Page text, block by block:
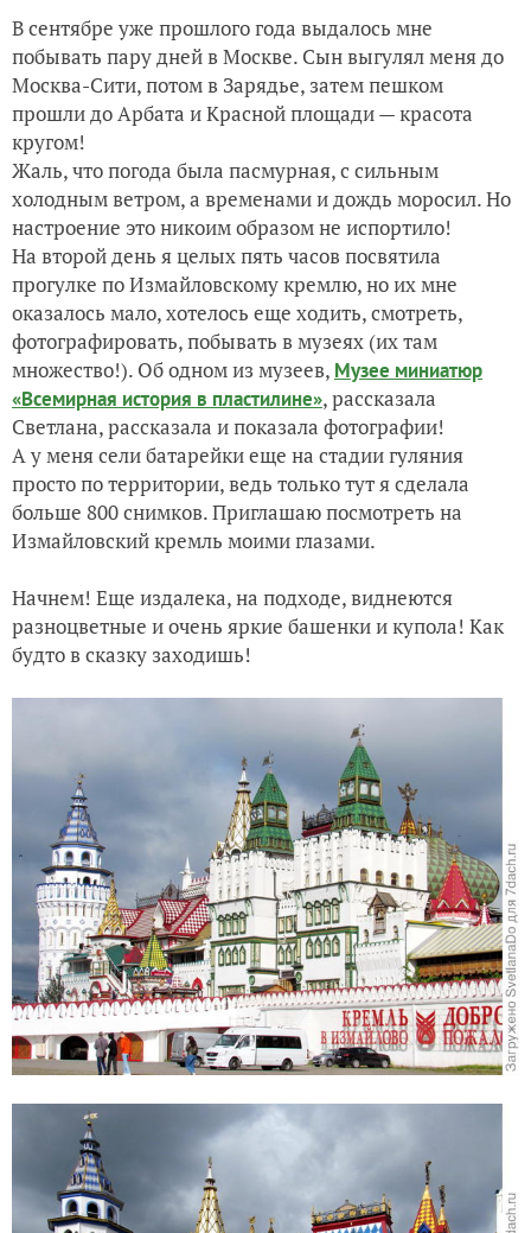
И вновь о тюльпанах
Вот и лето прошло... Августовские фотозарисовки
В сентябре уже прошлого года выдалось мне
побывать пару дней в Москве. Сын выгулял меня до
Москва-Сити, потом в Зарядье, затем пешком
прошли до Арбата и Красной площади — красота
кругом!
Жаль, что погода была пасмурная, с сильным
холодным ветром, а временами и дождь моросил. Но
настроение это никоим образом не испортило!
На второй день я целых пять часов посвятила
прогулке по Измайловскому кремлю, но их мне
оказалось мало, хотелось еще ходить, смотреть,
фотографировать, побывать в музеях (их там
множество!). Об одном из музеев, Музее миниатюр
«Всемирная история в пластилине», рассказала
Светлана, рассказала и показала фотографии!
А у меня сели батарейки еще на стадии гуляния
просто по территории, ведь только тут я сделала
больше 800 снимков. Приглашаю посмотреть на
Измайловский кремль моими глазами.
Начнем! Еще издалека, на подходе, виднеются
разноцветные и очень яркие башенки и купола! Как
будто в сказку заходишь!